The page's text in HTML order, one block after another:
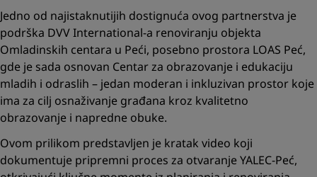
Jedno od najistaknutijih dostignuća ovog partnerstva je
podrška DVV International-a renoviranju objekta
Omladinskih centara u Peći, posebno prostora LOAS Peć,
gde je sada osnovan Centar za obrazovanje i edukaciju
mladih i odraslih – jedan moderan i inkluzivan prostor koje
ima za cilj osnaživanje građana kroz kvalitetno
obrazovanje i napredne obuke.
Ovom prilikom predstavljen je kratak video koji
dokumentuje pripremni proces za otvaranje YALEC-Peć,